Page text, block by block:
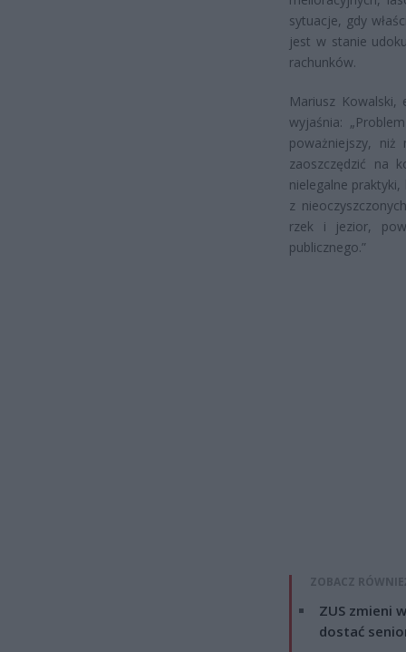
sytuacje, gdy
jest w stanie
rachunków.
Mariusz
wyjaśnia:
poważniejszy, niż
zaoszczędzić na
nielegalne
z
rzek i jezior,
publicznego.”
ZOBACZ
ZUS zmieni
dostać